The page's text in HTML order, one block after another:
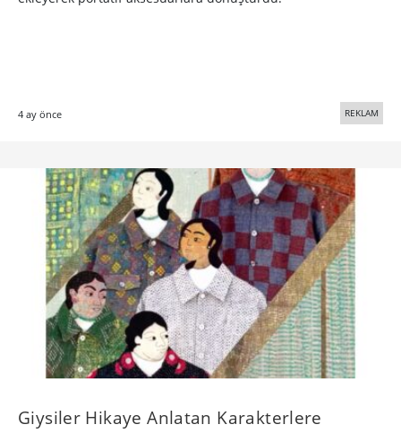
4 ay önce REKLAM
Giysiler Hikaye Anlatan Karakterlere